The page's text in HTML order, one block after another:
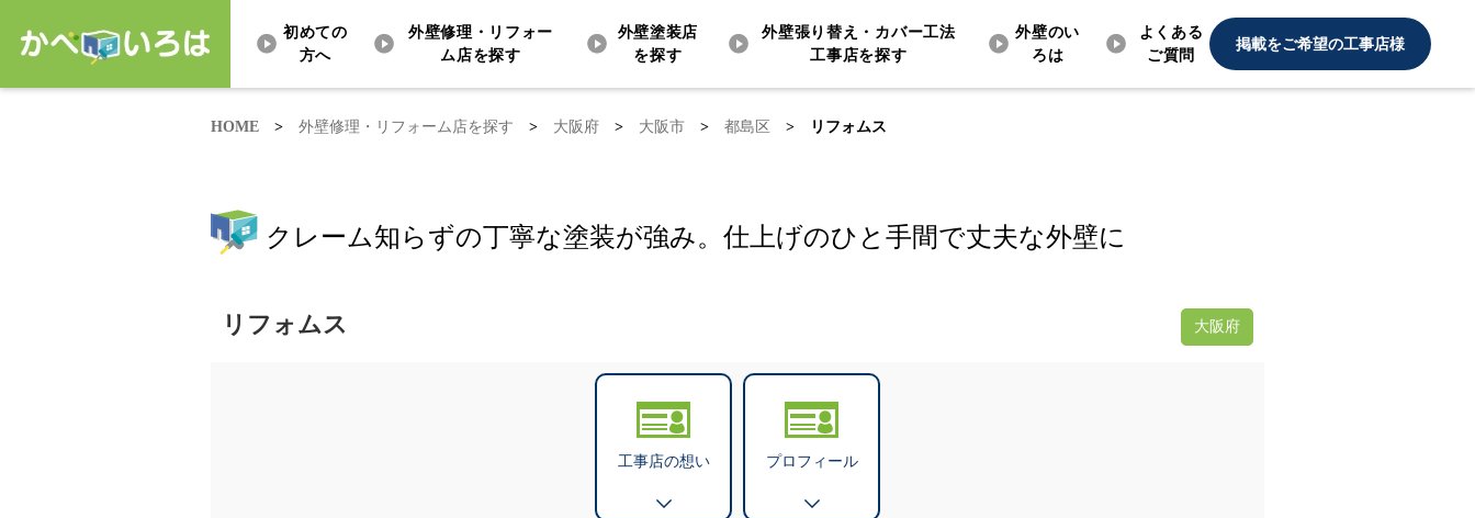
初めての
方へ
外壁修理・リフォー
ム店を探す
外壁塗装店
を探す
外壁張り替え・カバー工法
工事店を探す
外壁のい
ろは
よくある
ご質問
掲載をご希望の工事店様
HOME > 外壁修理・リフォーム店を探す > 大阪府 > 大阪市 > 都島区 > リフォムス
クレーム知らずの丁寧な塗装が強み。仕上げのひと手間で丈夫な外壁に
リフォムス 大阪府
工事店の想い プロフィール